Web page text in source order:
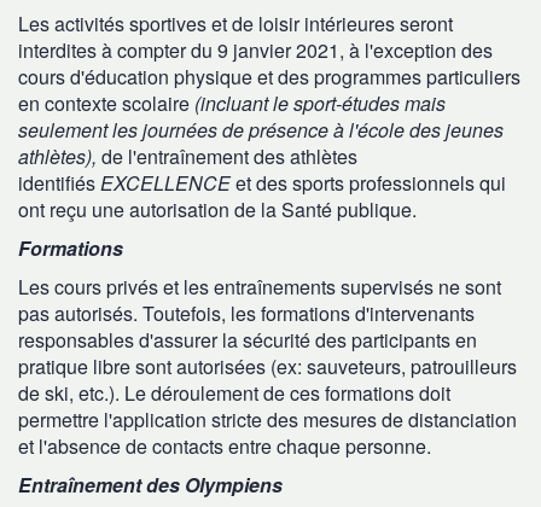
Les activités sportives et de loisir intérieures seront
interdites à compter du 9 janvier 2021, à l'exception des
cours d'éducation physique et des programmes particuliers
en contexte scolaire (incluant le sport-études mais
seulement les journées de présence à l'école des jeunes
athlètes), de l'entraînement des athlètes
identifiés EXCELLENCEet des sports professionnels qui
ont reçu une autorisation de la Santé publique.
Formations
Les cours privés et les entraînements supervisés ne sont
pas autorisés. Toutefois, les formations d'intervenants
responsables d'assurer la sécurité des participants en
pratique libre sont autorisées (ex: sauveteurs, patrouilleurs
de ski, etc.). Le déroulement de ces formations doit
permettre l'application stricte des mesures de distanciation
et l'absence de contacts entre chaque personne.
Entraînement des Olympiens